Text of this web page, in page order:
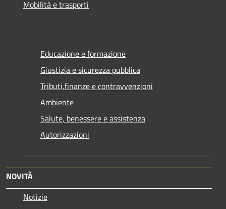
Mobilità e trasporti
Educazione e formazione
Giustizia e sicurezza pubblica
Tributi,finanze e contravvenzioni
Ambiente
Salute, benessere e assistenza
Autorizzazioni
NOVITÀ
Notizie